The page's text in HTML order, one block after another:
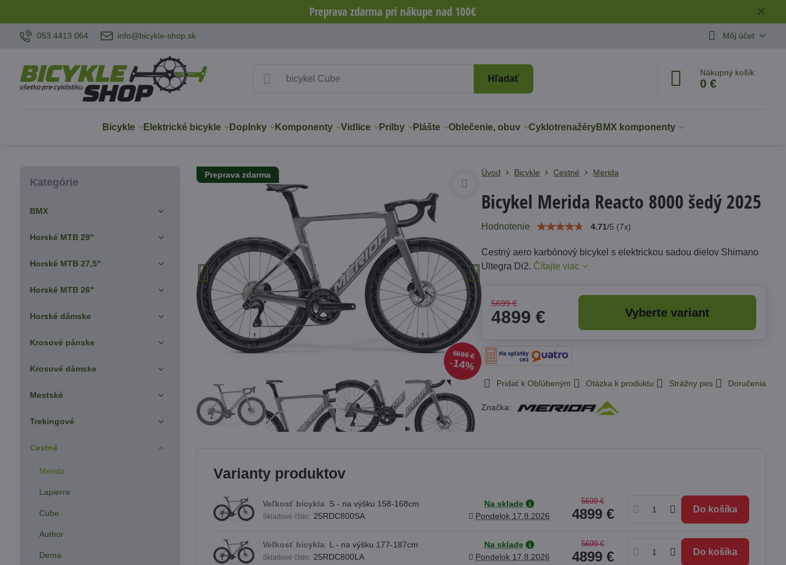
✕
Preprava zdarma pri nákupe nad 100€
053 4413 064 info@bicykle-shop.sk Môj účet
Hľadať
Nákupný košík
0 €
Bicykle Elektrické bicykle Doplnky Komponenty Vidlice Prilby Plášte Oblečenie, obuv CyklotrenažéryBMX komponenty
Preprava zdarma
5699 €
14%
Úvod Bicykle Cestné Merida
Bicykel Merida Reacto 8000 šedý 2025
Hodnotenie 4.71/5 (7x)
Cestný aero karbónový bicykel s elektrickou sadou dielov Shimano
Ultegra Di2. Čítajte viac
5699 €
4899 € Vyberte variant
Pridať k Obľúbeným Otázka k produktu Strážny pes Doručenia
Značka:
Varianty produktov
Veľkosť bicykla: S - na výšku 158-168cm
Skladové číslo: 25RDC800SA
Na sklade
Pondelok 17.8.2026
5699 €
4899 € Do košíka
Veľkosť bicykla: L - na výšku 177-187cm
Skladové číslo: 25RDC800LA
Na sklade
Pondelok 17.8.2026
5699 €
4899 € Do košíka
Kategórie
BMX
Horské MTB 29"
Horské MTB 27,5"
Horské MTB 26"
Horské dámske
Krosové pánske
Krosové dámske
Mestské
Trekingové
Cestné
Merida
Lapierre
Cube
Author
Dema